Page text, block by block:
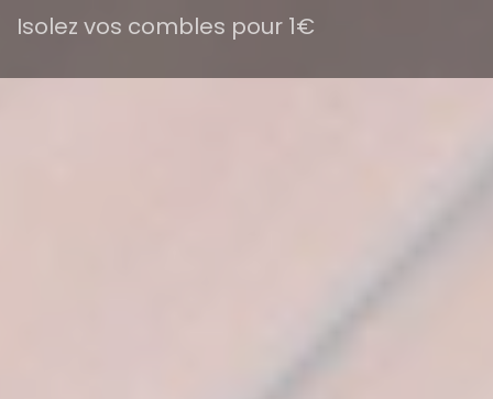
Isolez vos combles pour 1€